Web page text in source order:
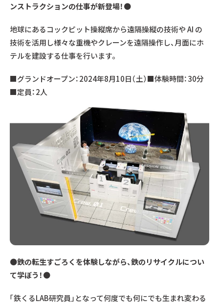
ンストラクションの仕事が新登場！●
地球にあるコックピット操縦席から遠隔操縦の技術や AI の
技術を活用し様々な重機やクレーンを遠隔操作し、月面にホ
テルを建設する仕事を行います。
■グランドオープン：2024年8月10日（土）■体験時間：30分
■定員：2人
●鉄の転生すごろくを体験しながら、鉄のリサイクルについ
て学ぼう！●
「鉄くるLAB研究員」となって何度でも何にでも⽣まれ変わる